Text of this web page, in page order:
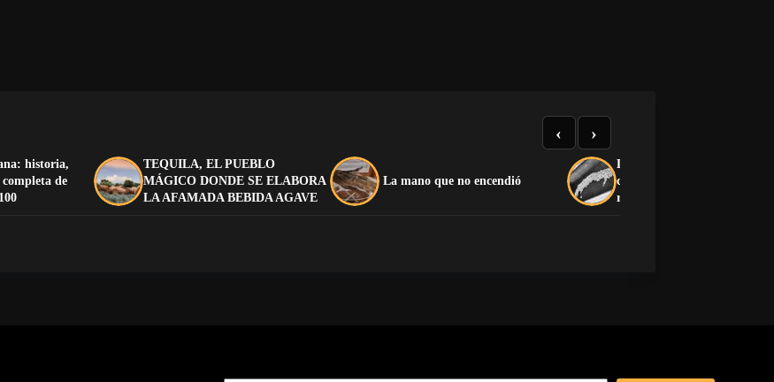
historia,
de
TEQUILA, EL PUEBLO
MÁGICO DONDE SE ELABORA
LA AFAMADA BEBIDA AGAVE
La mano que no encendió
La soberanía como disfraz:
cuando el capitalismo
revolución
‹ ›